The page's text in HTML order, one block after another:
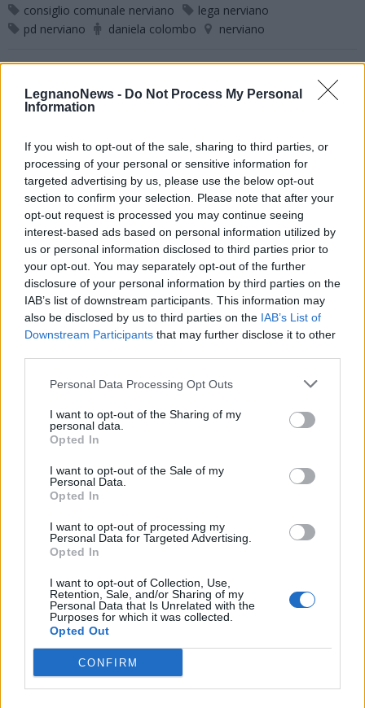
LegnanoNews - Do Not Process My Personal
Information
If you wish to opt-out of the sale, sharing to third parties, or
processing of your personal or sensitive information for
targeted advertising by us, please use the below opt-out
section to confirm your selection. Please note that after your
opt-out request is processed you may continue seeing
interest-based ads based on personal information utilized by
us or personal information disclosed to third parties prior to
your opt-out. You may separately opt-out of the further
disclosure of your personal information by third parties on the
IAB’s list of downstream participants. This information may
also be disclosed by us to third parties on the IAB’s List of
Downstream Participants that may further disclose it to other
Personal Data Processing Opt Outs
I want to opt-out of the Sharing of my
personal data.
Opted In
I want to opt-out of the Sale of my
Personal Data.
Opted In
I want to opt-out of processing my
Personal Data for Targeted Advertising.
Opted In
I want to opt-out of Collection, Use,
Retention, Sale, and/or Sharing of my
Personal Data that Is Unrelated with the
Purposes for which it was collected.
Opted Out
CONFIRM
consiglio comunale nerviano
lega nerviano
pd nerviano
daniela colombo nerviano
ALTO MILANESE
Selezioniamo per te
Il meglio di
Iscriviti alla
newsletter
Accedioregistrati per commentare questo
L'email è richiesta ma non verrà mostrata ai visitatori. Il contenuto di questo
commento esprime il pensiero dell'autore e non rappresenta la linea editoriale
di VareseNews.it, che rimane autonoma e indipendente. I messaggi inclusi nei
commenti non sono testi giornalistici, ma post inviati dai singoli lettori che
possono essere automaticamente pubblicati senza filtro preventivo. I commenti